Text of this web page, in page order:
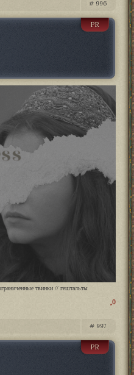
996
PR
твинки // гештальты
0
997
PR